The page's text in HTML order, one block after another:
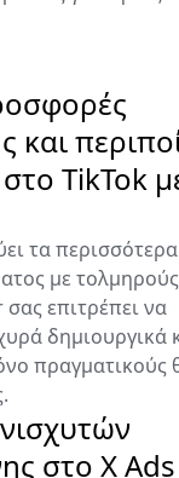
και
TikTok
τα
με
επιτρέπει να
δημιουργικά
πραγματικούς
στο X